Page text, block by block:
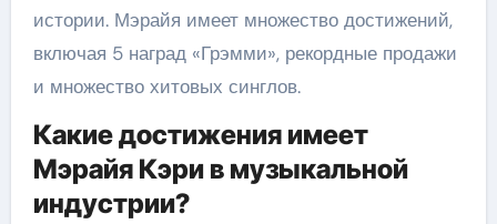
истории. Мэрайя имеет множество достижений,
включая 5 наград «Грэмми», рекордные продажи
и множество хитовых синглов.
Какие достижения имеет
Мэрайя Кэри в музыкальной
индустрии?